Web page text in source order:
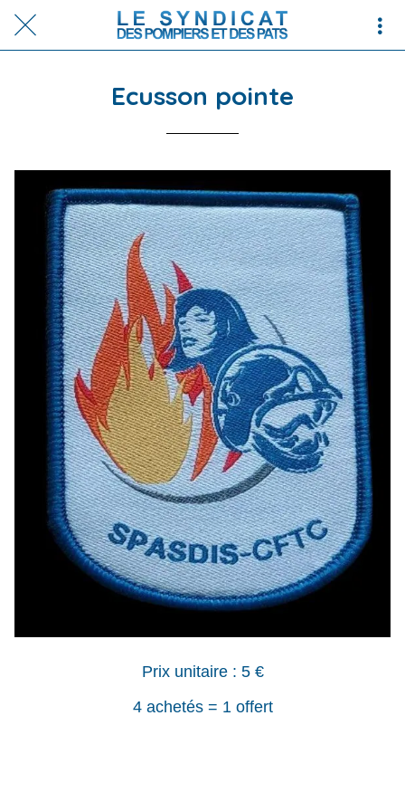
Ecusson pointe
Prix unitaire : 5 €
4 achetés = 1 offert